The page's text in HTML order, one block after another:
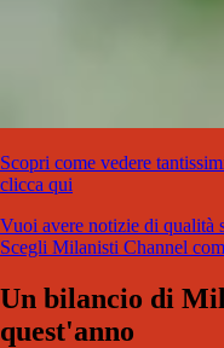
Scopri come vedere
clicca qui
Vuoi avere notizie di qualità
Scegli Milanisti Channel
Un bilancio di
quest'anno